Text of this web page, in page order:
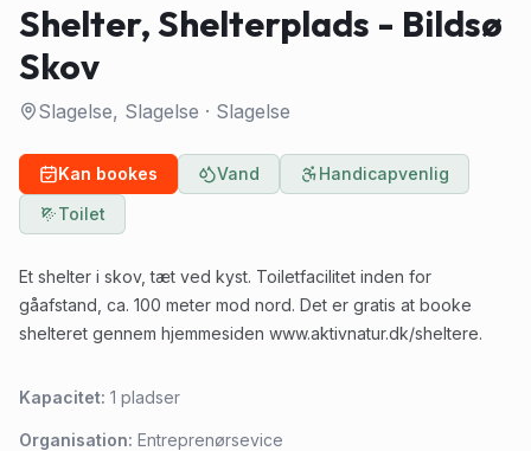
Shelter, Shelterplads - Bildsø
Skov
Slagelse, Slagelse · Slagelse
Kan bookes Vand
Handicapvenlig
Toilet
Et shelter i skov, tæt ved kyst. Toiletfacilitet inden for
gåafstand, ca. 100 meter mod nord. Det er gratis at booke
shelteret gennem hjemmesiden www.aktivnatur.dk/sheltere.
Kapacitet: 1 pladser
Organisation: Entreprenørsevice